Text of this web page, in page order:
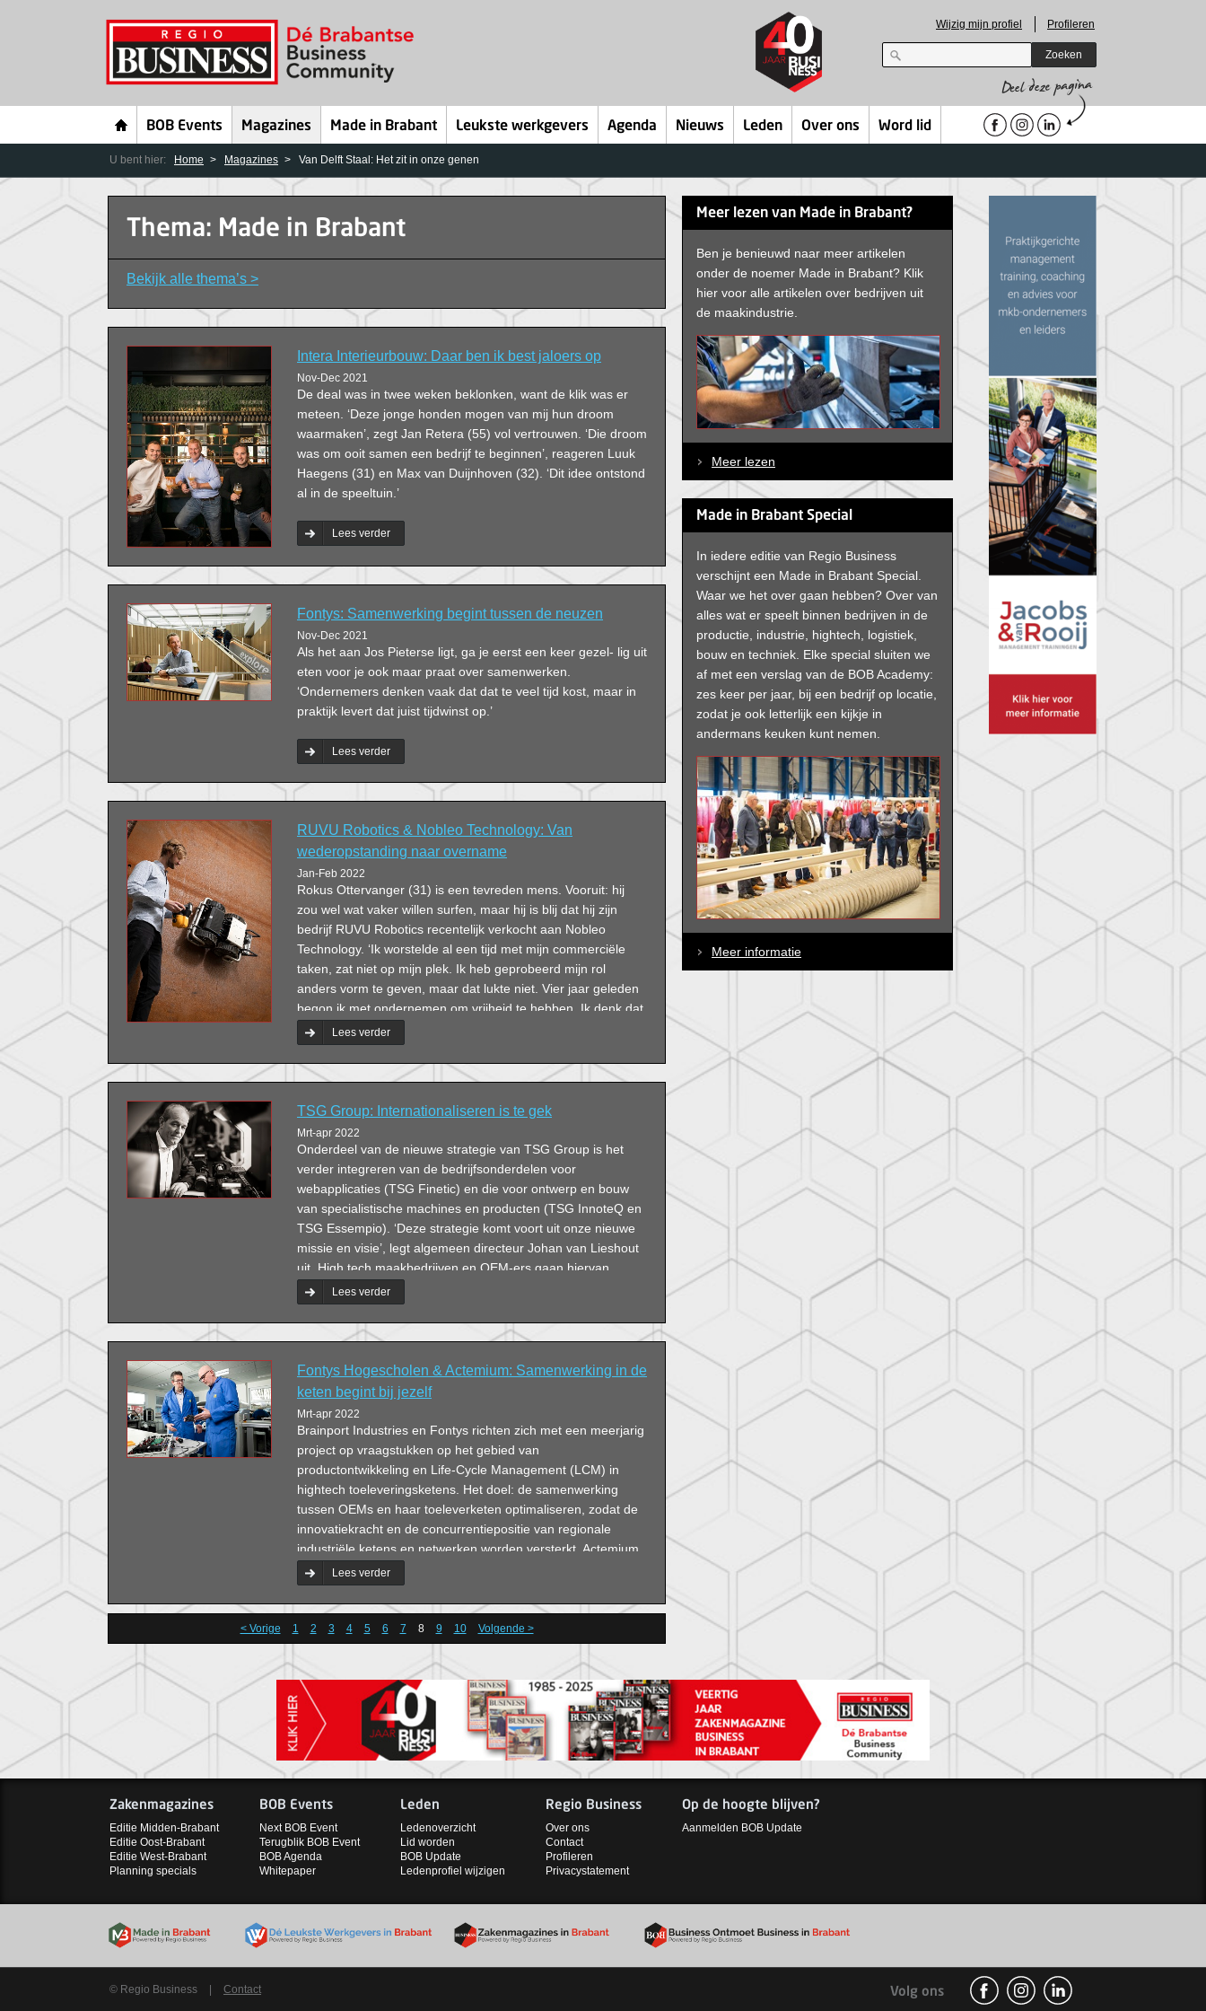
Wijzig mijn profiel Profileren
Zoeken
BOB Events Magazines Made in Brabant Leukste werkgevers Agenda Nieuws Leden Over ons Word lid
U bent hier: Home Magazines Van Delft Staal: Het zit in onze genen
Thema: Made in Brabant
Bekijk alle thema’s >
Intera Interieurbouw: Daar ben ik best jaloers op
Nov-Dec 2021
De deal was in twee weken beklonken, want de klik was er
meteen. ‘Deze jonge honden mogen van mij hun droom
waarmaken’, zegt Jan Retera (55) vol vertrouwen. ‘Die droom
was om ooit samen een bedrijf te beginnen’, reageren Luuk
Haegens (31) en Max van Duijnhoven (32). ‘Dit idee ontstond
al in de speeltuin.’
Lees verder
Fontys: Samenwerking begint tussen de neuzen
Nov-Dec 2021
Als het aan Jos Pieterse ligt, ga je eerst een keer gezel- lig uit
eten voor je ook maar praat over samenwerken.
‘Ondernemers denken vaak dat dat te veel tijd kost, maar in
praktijk levert dat juist tijdwinst op.’
Lees verder
RUVU Robotics & Nobleo Technology: Van
wederopstanding naar overname
Jan-Feb 2022
Rokus Ottervanger (31) is een tevreden mens. Vooruit: hij
zou wel wat vaker willen surfen, maar hij is blij dat hij zijn
bedrijf RUVU Robotics recentelijk verkocht aan Nobleo
Technology. ‘Ik worstelde al een tijd met mijn commerciële
taken, zat niet op mijn plek. Ik heb geprobeerd mijn rol
anders vorm te geven, maar dat lukte niet. Vier jaar geleden
begon ik met ondernemen om vrijheid te hebben. Ik denk dat
ik die hier in loondienst bij Nobleo meer ga ervaren.’
Lees verder
TSG Group: Internationaliseren is te gek
Mrt-apr 2022
Onderdeel van de nieuwe strategie van TSG Group is het
verder integreren van de bedrijfsonderdelen voor
webapplicaties (TSG Finetic) en die voor ontwerp en bouw
van specialistische machines en producten (TSG InnoteQ en
TSG Essempio). ‘Deze strategie komt voort uit onze nieuwe
missie en visie’, legt algemeen directeur Johan van Lieshout
uit. High tech maakbedrijven en OEM-ers gaan hiervan
profiteren.Lees verder
Fontys Hogescholen & Actemium: Samenwerking in de
keten begint bij jezelf
Mrt-apr 2022
Brainport Industries en Fontys richten zich met een meerjarig
project op vraagstukken op het gebied van
productontwikkeling en Life-Cycle Management (LCM) in
hightech toeleveringsketens. Het doel: de samenwerking
tussen OEMs en haar toeleverketen optimaliseren, zodat de
innovatiekracht en de concurrentiepositie van regionale
industriële ketens en netwerken worden versterkt. Actemium
uit Veghel is één van de deelnemers.
Lees verder
< Vorige 1 2 3 4 5 6 7 8 9 10 Volgende >
Meer lezen van Made in Brabant?
Ben je benieuwd naar meer artikelen
onder de noemer Made in Brabant? Klik
hier voor alle artikelen over bedrijven uit
de maakindustrie.
Meer lezen
Made in Brabant Special
In iedere editie van Regio Business
verschijnt een Made in Brabant Special.
Waar we het over gaan hebben? Over van
alles wat er speelt binnen bedrijven in de
productie, industrie, hightech, logistiek,
bouw en techniek. Elke special sluiten we
af met een verslag van de BOB Academy:
zes keer per jaar, bij een bedrijf op locatie,
zodat je ook letterlijk een kijkje in
andermans keuken kunt nemen.
Meer informatie
Zakenmagazines
Editie Midden-Brabant
Editie Oost-Brabant
Editie West-Brabant
Planning specials
BOB Events
Next BOB Event
Terugblik BOB Event
BOB Agenda
Whitepaper
Leden
Ledenoverzicht
Lid worden
BOB Update
Ledenprofiel wijzigen
Regio Business
Over ons
Contact
Profileren
Privacystatement
Op de hoogte blijven?
Aanmelden BOB Update
© Regio Business Contact Volg ons